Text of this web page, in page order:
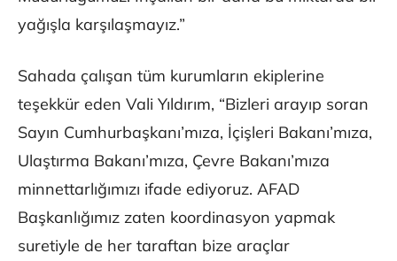
yağışla karşılaşmayız.”
Sahada çalışan tüm kurumların ekiplerine
teşekkür eden Vali Yıldırım, “Bizleri arayıp soran
Sayın Cumhurbaşkanı’mıza, İçişleri Bakanı’mıza,
Ulaştırma Bakanı’mıza, Çevre Bakanı’mıza
minnettarlığımızı ifade ediyoruz. AFAD
Başkanlığımız zaten koordinasyon yapmak
suretiyle de her taraftan bize araçlar